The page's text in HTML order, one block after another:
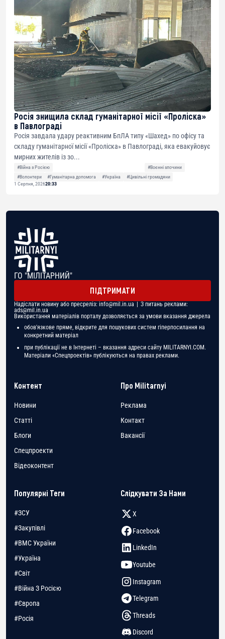
Росія знищила склад гуманітарної місії «Проліска»
в Павлограді
Росія завдала удару реактивним БпЛА типу «Шахед» по офісу та
складу гуманітарної місії «Проліска» в Павлограді, яка евакуйовує
мирних жителів із зо...
#Війна з Росією
#Воєнні злочини
#Волонтери
#Гуманітарна допомога #Україна
#Цивільні громадяни
1 Серпня, 202620:33
ГО "МІЛІТАРНИЙ"
ПІДТРИМАТИ
Надіслати новину або пресреліз: info@mil.in.ua | З питань реклами:
ads@mil.in.ua
Використання матеріалів порталу дозволяється за умови вказання джерела
обов'язкове пряме, відкрите для пошукових систем гіперпосилання на
конкретний матеріал
при публікації не в Інтернеті – вказання адреси сайту MILITARNYI.COM.
Матеріали «Спецпроектів» публікуються на правах реклами.
Контент
Новини
Статті
Блоги
Спецпроекти
Відеоконтент
Про Militarnyi
Реклама
Контакт
Вакансії
Популярні Теги
#ЗСУ
#Закупівлі
#ВМС України
#Україна
#Світ
#Війна З Росією
#Європа
#Росія
Слідкувати За Нами
X
Facebook
LinkedIn
Youtube
Instagram
Telegram
Threads
Discord